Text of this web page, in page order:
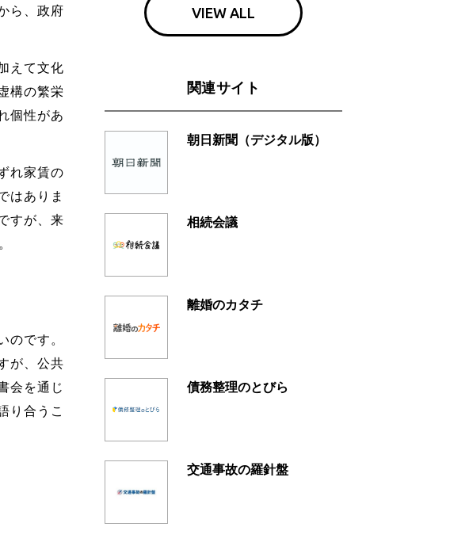
ら、政府
えて文化
構の繁栄
個性があ
れ家賃の
はありま
すが、来
のです。
が、公共
会を通じ
り合うこ
VIEW ALL
関連サイト
朝日新聞（デジタル版）
相続会議
離婚のカタチ
債務整理のとびら
交通事故の羅針盤